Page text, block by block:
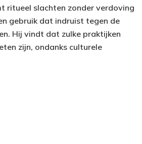
ritueel slachten zonder verdoving
gebruik dat indruist tegen de
Hij vindt dat zulke praktijken
zijn, ondanks culturele